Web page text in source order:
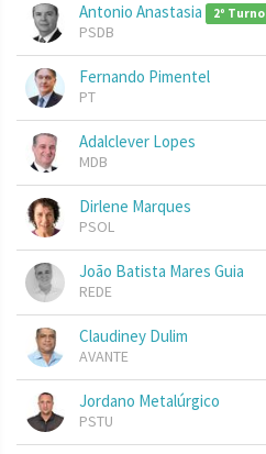
Antonio Anastasia 2º Turno
PSDB
Fernando Pimentel
PT
Adalclever Lopes
MDB
Dirlene Marques
PSOL
João Batista Mares Guia
REDE
Claudiney Dulim
AVANTE
Jordano Metalúrgico
PSTU